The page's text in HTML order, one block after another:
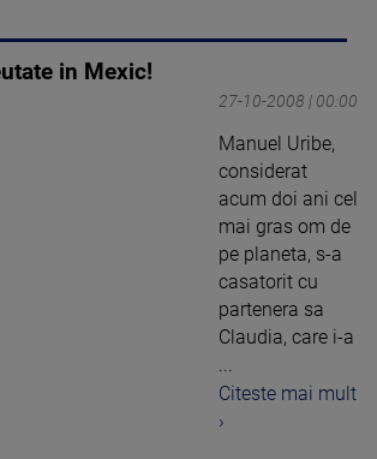
in Mexic!
27-10-2008 | 00:00
Manuel Uribe,
considerat
acum doi ani cel
mai gras om de
pe planeta, s-a
casatorit cu
partenera sa
Claudia, care i-a
Citeste mai mult
›